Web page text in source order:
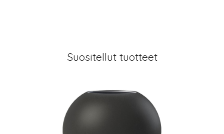
Suositellut tuotteet